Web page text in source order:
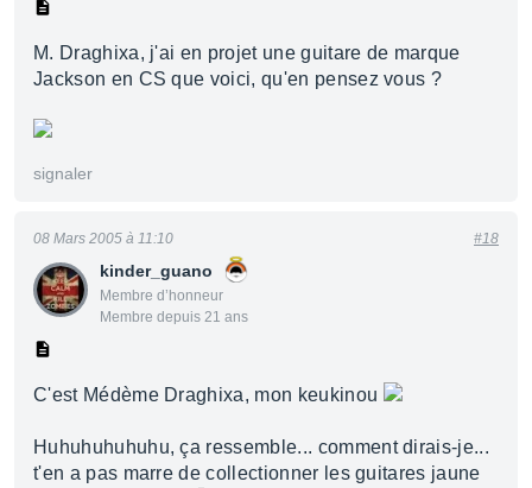
M. Draghixa, j'ai en projet une guitare de marque
Jackson en CS que voici, qu'en pensez vous ?
signaler
kinder_guano
Membre d’honneur
Membre depuis 21 ans
08 Mars 2005 à 11:10 #18
C'est Médème Draghixa, mon keukinou
Huhuhuhuhuhu, ça ressemble... comment dirais-je...
t'en a pas marre de collectionner les guitares jaune